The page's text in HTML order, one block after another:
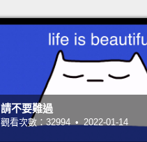
請不要難過
觀看次數：32994 • 2022-01-14